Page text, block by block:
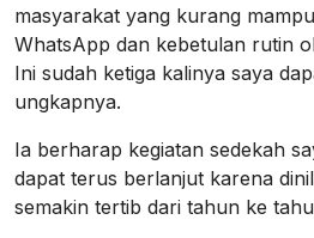
masyarakat yang kurang
WhatsApp dan kebetulan rutin
Ini sudah ketiga kalinya saya
ungkapnya.
Ia berharap kegiatan sedekah
dapat terus berlanjut karena
semakin tertib dari tahun ke